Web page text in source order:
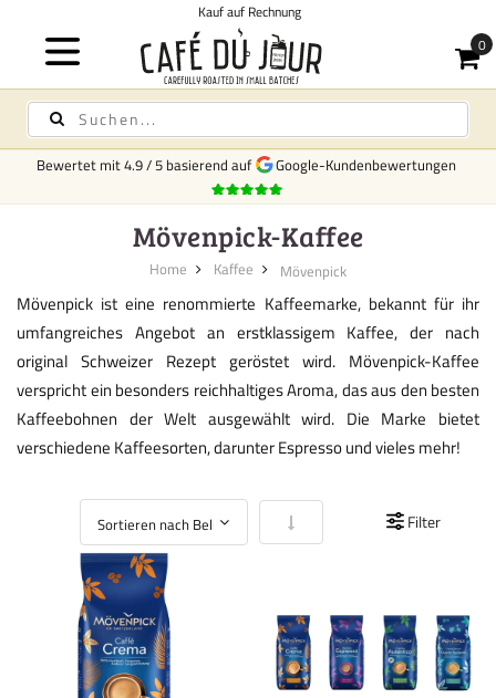
Bewertet mit4.9/5 basierend auf Google-Kundenbewertungen
Mövenpick-Kaffee
Home Kaffee Mövenpick
Mövenpick ist eine renommierte Kaffeemarke, bekannt für ihr
umfangreiches Angebot an erstklassigem Kaffee, der nach
original Schweizer Rezept geröstet wird. Mövenpick-Kaffee
verspricht ein besonders reichhaltiges Aroma, das aus den besten
Kaffeebohnen der Welt ausgewählt wird. Die Marke bietet
verschiedene Kaffeesorten, darunter Espresso und vieles mehr!
In aufsteigender Reihenfolge
Filter